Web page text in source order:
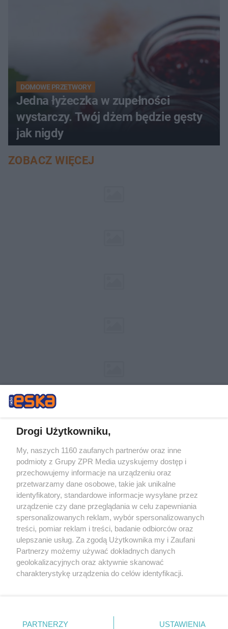
DOMOWE PRZETWORY
Jedna łyżeczka w zupełności
wystarczy. Twój dżem będzie gęsty
jak nigdy
ZOBACZ WIĘCEJ
Żaden utwór zamieszczony w serwisie nie może być powielany i
rozpowszechniany lub dalej rozpowszechniany w jakikolwiek sposób (w
tym także elektroniczny lub mechaniczny) na jakimkolwiek polu
eksploatacji w jakiejkolwiek formie, włącznie z umieszczaniem w
Internecie bez pisemnej zgody właściciela praw. Jakiekolwiek użycie lub
wykorzystanie utworów w całości lub w części z naruszeniem prawa,
tzn. bez właściwej zgody, jest zabronione pod groźbą kary i może być
ścigane prawnie.
Drogi Użytkowniku,
My, naszych 1160 zaufanych partnerów oraz inne
podmioty z Grupy ZPR Media uzyskujemy dostęp i
przechowujemy informacje na urządzeniu oraz
przetwarzamy dane osobowe, takie jak unikalne
identyfikatory, standardowe informacje wysyłane przez
urządzenie czy dane przeglądania w celu zapewniania
spersonalizowanych reklam, wybór spersonalizowanych
treści, pomiar reklam i treści, badanie odbiorców oraz
ulepszanie usług. Za zgodą Użytkownika my i Zaufani
Partnerzy możemy używać dokładnych danych
geolokalizacyjnych oraz aktywnie skanować
charakterystykę urządzenia do celów identyfikacji.
zmienić/wycofać klikając przycisk ustawień prywatności
PARTNERZY USTAWIENIA